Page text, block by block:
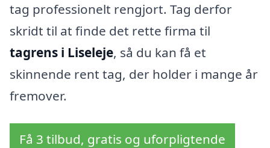
tag professionelt rengjort. Tag derfor
skridt til at finde det rette firma til
tagrens i Liseleje, så du kan få et
skinnende rent tag, der holder i mange år
fremover.
Få 3 tilbud, gratis og uforpligtende